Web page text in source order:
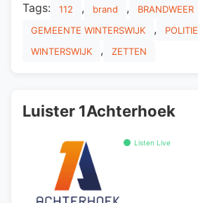
Tags: 112 , brand , BRANDWEER
GEMEENTE WINTERSWIJK , POLITIE
WINTERSWIJK , ZETTEN
Luister 1Achterhoek
Listen Live